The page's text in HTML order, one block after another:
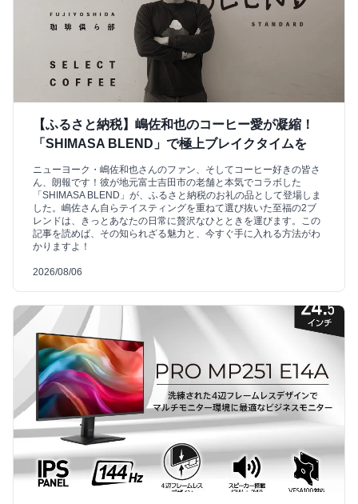
【ふるさと納税】嶋佐和也のコーヒー愛が凝縮！
「SHIMASA BLEND」で極上ブレイクタイムを
ニューヨーク・嶋佐和也さんのファン、そしてコーヒー好きの皆さ
ん、朗報です！彼が地元富士吉田市の老舗と本気でコラボした
「SHIMASA BLEND」が、ふるさと納税のお礼の品として登場しま
した。嶋佐さん自らテイスティングを重ねて選び抜いた至福の2ブ
レンドは、きっとあなたの日常に贅沢なひとときを運びます。この
記事を読めば、その知られざる魅力と、今すぐ手に入れる方法がわ
かりますよ！
2026/08/06